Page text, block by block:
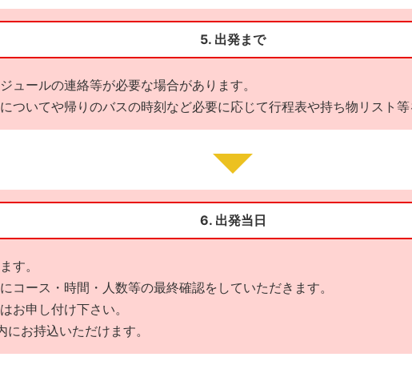
5. 出発まで
ュールの連絡等が必要な場合があります。
ついてや帰りのバスの時刻など必要に応じて行程表や持ち物リスト
6. 出発当日
す。
コース・時間・人数等の最終確認をしていただきます。
お申し付け下さい。
お持込いただけます。